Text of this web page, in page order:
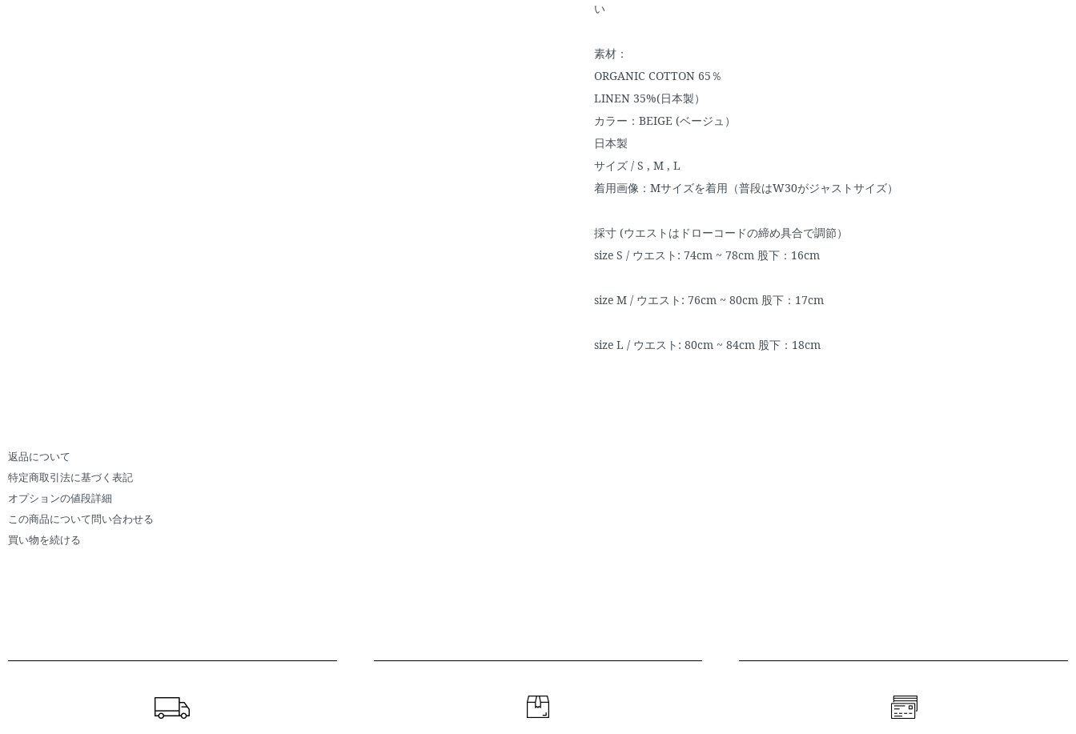
い
素材：
ORGANIC COTTON 65％
LINEN 35%(日本製）
カラー：BEIGE (ベージュ）
日本製
サイズ / S , M , L
着用画像：Mサイズを着用（普段はW30がジャストサイズ）
採寸 (ウエストはドローコードの締め具合で調節）
size S / ウエスト: 74cm ~ 78cm 股下：16cm
size M / ウエスト: 76cm ~ 80cm 股下：17cm
size L / ウエスト: 80cm ~ 84cm 股下：18cm
返品について
特定商取引法に基づく表記
オプションの値段詳細
この商品について問い合わせる
買い物を続ける